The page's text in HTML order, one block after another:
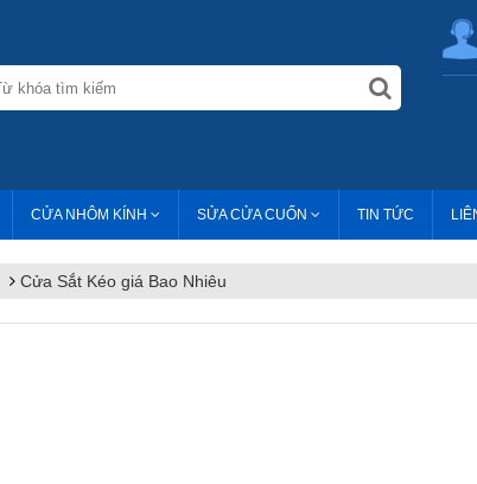
CỬA NHÔM KÍNH SỬA CỬA CUỐN TIN TỨC
Cửa Sắt Kéo giá Bao Nhiêu